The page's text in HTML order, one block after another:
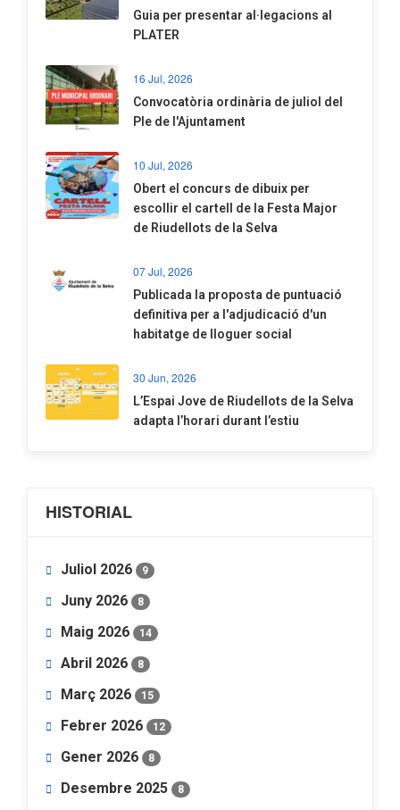
​Guia per presentar al·legacions al
PLATER
16 Jul, 2026
Convocatòria ordinària de juliol del
Ple de l'Ajuntament
10 Jul, 2026
​Obert el concurs de dibuix per
escollir el cartell de la Festa Major
de Riudellots de la Selva
07 Jul, 2026
​Publicada la proposta de puntuació
definitiva per a l'adjudicació d'un
habitatge de lloguer social
30 Jun, 2026
​L’Espai Jove de Riudellots de la Selva
adapta l’horari durant l’estiu
HISTORIAL
Juliol 2026 9
Juny 2026 8
Maig 2026 14
Abril 2026 8
Març 2026 15
Febrer 2026 12
Gener 2026 8
Desembre 2025 8